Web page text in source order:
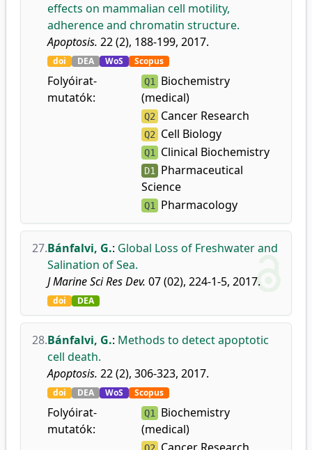
effects on mammalian cell motility,
adherence and chromatin structure.
Apoptosis. 22 (2), 188-199, 2017.
doi DEA WoS Scopus
Folyóirat-
mutatók:
Q1 Biochemistry
(medical)
Q2 Cancer Research
Q2 Cell Biology
Q1 Clinical Biochemistry
D1 Pharmaceutical
Science
Q1 Pharmacology
27.Bánfalvi, G.: Global Loss of Freshwater and
Salination of Sea.
J Marine Sci Res Dev. 07 (02), 224-1-5, 2017.
doi DEA
28.Bánfalvi, G.: Methods to detect apoptotic
cell death.
Apoptosis. 22 (2), 306-323, 2017.
doi DEA WoS Scopus
Folyóirat-
mutatók:
Q1 Biochemistry
(medical)